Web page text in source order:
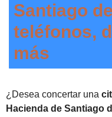
Santiago
teléfonos,
más
¿Desea concertar una
Hacienda de Santiago